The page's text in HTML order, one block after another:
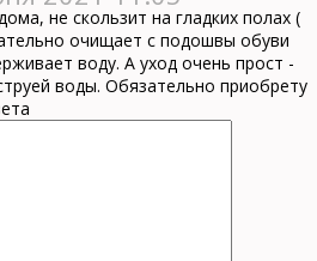
не скользит на гладких полах (
очищает с подошвы обуви
воду. А уход очень прост -
воды. Обязательно приобрету